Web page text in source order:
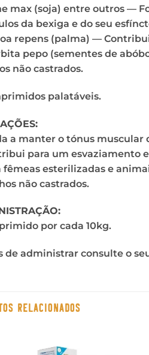
max (soja) entre outros —
da bexiga e do seu
repens (palma) —
pepo (sementes de
não castrados.
palatáveis.
a manter o tónus muscular
para um esvaziamento
fêmeas esterilizadas e
não castrados.
por cada 10kg.
de administrar consulte o
RELACIONADOS